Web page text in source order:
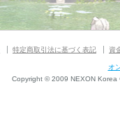
特定商取引法に基づく表記 資
オ
Copyright © 2009 NEXON Korea